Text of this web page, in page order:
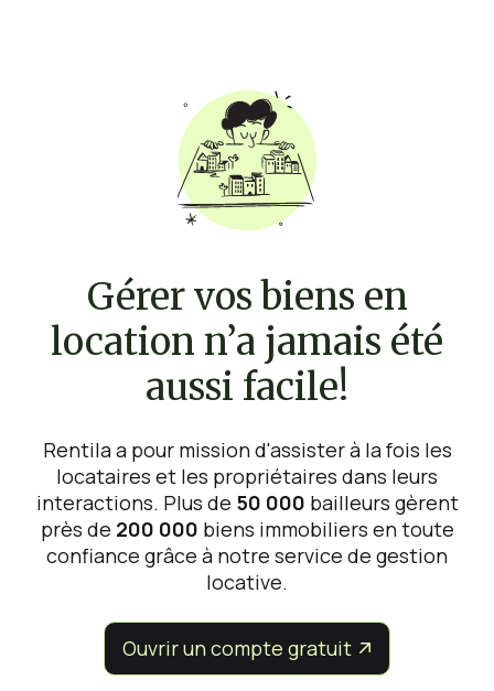
Gérer vos biens en
location n’a jamais été
aussi facile!
Rentila a pour mission d'assister à la fois les
locataires et les propriétaires dans leurs
interactions. Plus de 50 000 bailleurs gèrent
près de 200 000 biens immobiliers en toute
confiance grâce à notre service de gestion
locative.
Ouvrir un compte gratuit 